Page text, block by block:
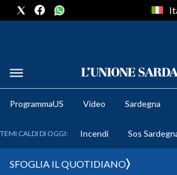
METEO
ProgrammaUS Video Sardegna
TEMI CALDI DI OGGI: Incendi Sos
SFOGLIA IL QUOTIDIANO